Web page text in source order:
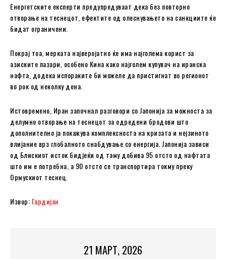
Енергетските експерти предупредуваат дека без повторно
отворање на теснецот, ефектите од олеснувањето на санкциите ќе
бидат ограничени.
Покрај тоа, мерката најверојатно ќе има најголема корист за
азиските пазари, особено Кина како најголем купувач на иранска
нафта, додека испораките би можеле да пристигнат во регионот
во рок од неколку дена.
Истовремено, Иран започнал разговори со Јапонија за можноста за
делумно отворање на теснецот за одредени бродови што
дополнително ја покажува комплексноста на кризата и нејзиното
влијание врз глобалното снабдување со енергија. Јапонија зависи
од Блискиот исток бидјеќи од таму добива 95 отсто од нафтата
што им е потребна, а 90 отсто се транспортира токму преку
Ормускиот теснец.
Извор: Гардијан
21 МАРТ, 2026